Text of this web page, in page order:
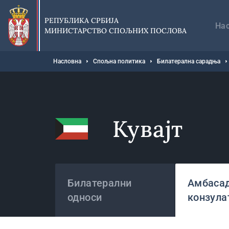
Прескочи
главни
део
садржаја
РЕПУБЛИКА СРБИЈА
МИНИСТАРСТВО СПОЉНИХ ПОСЛОВА
Мрвице
Насловна Спољна политика Билатерална сарадња
Кувајт
Билатерални
односи